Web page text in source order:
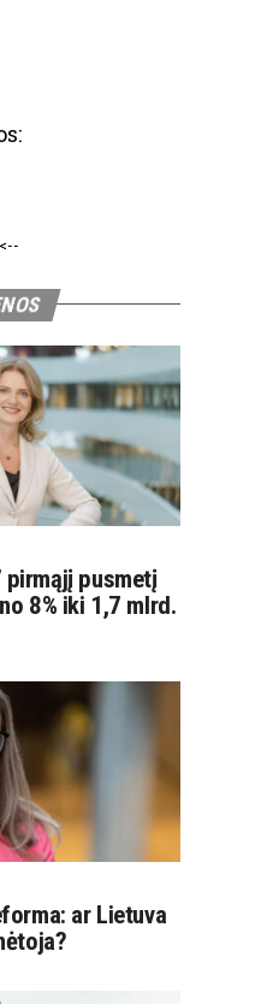
pirmąjį pusmetį
8% iki 1,7 mlrd.
ar Lietuva